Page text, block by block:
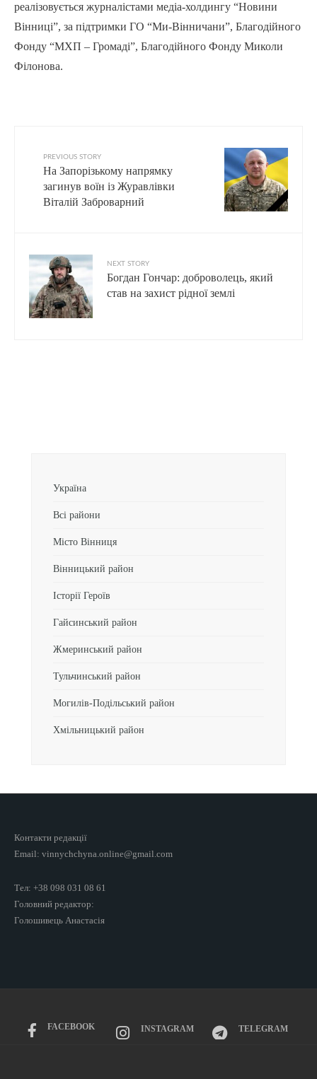
реалізовується журналістами медіа-холдингу “Новини
Вінниці”, за підтримки ГО “Ми-Вінничани”, Благодійного
Фонду “МХП – Громаді”, Благодійного Фонду Миколи
Філонова.
PREVIOUS STORY
На Запорізькому напрямку
загинув воїн із Журавлівки
Віталій Заброварний
NEXT STORY
Богдан Гончар: доброволець, який
став на захист рідної землі
Україна
Всі райони
Місто Вінниця
Вінницький район
Історії Героїв
Гайсинський район
Жмеринський район
Тульчинський район
Могилів-Подільський район
Хмільницький район
Контакти редакції
Email: vinnychchyna.online@gmail.com
Тел: +38 098 031 08 61
Головний редактор:
Голошивець Анастасія
FACEBOOK INSTAGRAM TELEGRAM